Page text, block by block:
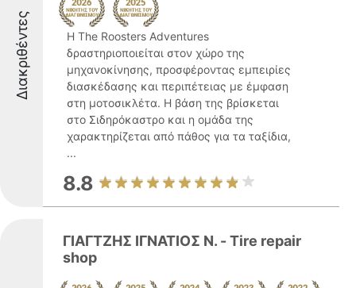
Διακριθέντες
Η The Roosters Adventures
δραστηριοποιείται στον χώρο της
μηχανοκίνησης, προσφέροντας εμπειρίες
διασκέδασης και περιπέτειας με έμφαση
στη μοτοσικλέτα. Η βάση της βρίσκεται
στο Σιδηρόκαστρο και η ομάδα της
χαρακτηρίζεται από πάθος για τα ταξίδια,
...
8.8
ΓΙΑΓΤΖΗΣ ΙΓΝΑΤΙΟΣ Ν. - Tire repair
shop